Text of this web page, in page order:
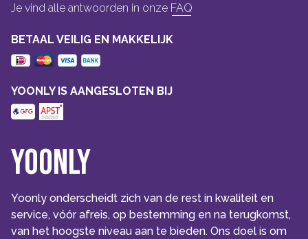
Yoonly
Yoonly onderscheidt zich van de rest in kwaliteit en
service, vóór afreis, op bestemming en na terugkomst,
van het hoogste niveau aan te bieden. Ons doel is om
Je vind alle antwoorden in onze FAQ
BETAAL VEILIG EN MAKKELIJK
YOONLY IS AANGESLOTEN BIJ